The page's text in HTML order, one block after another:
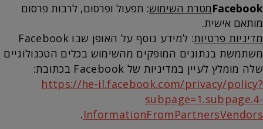
Facebookמטרת השימוש: תפעול ופרסום, לרבות פרסום
מותאם אישית.
מדיניות פרטיות
: למידע נוסף על האופן שבו Facebook
משתמשת בנתונים המופקים מהשימוש בכלים הטכנולוגיים
שלה מומלץ לעיין במדיניות של Facebook בכתובת:
https://he-il.facebook.com/privacy/policy?
subpage=1.subpage.4-
InformationFromPartnersVendors
.